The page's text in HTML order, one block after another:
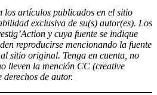
los artículos publicados en el sitio
exclusiva de su(s) autor(es). Los
y cuya fuente se indique
reproducirse mencionando la fuente
sitio original. Tenga en cuenta, no
lleven la mención CC (creative
de autor.